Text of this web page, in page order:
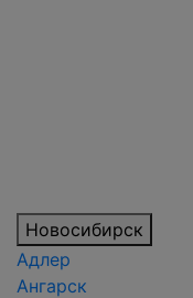
Новосибирск
Адлер
Ангарск